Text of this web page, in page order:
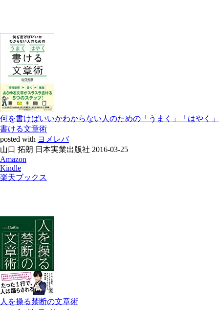
何を書けばいいかわからない人のための「うまく」「はやく」
書ける文章術
posted with ヨメレバ
山口 拓朗 日本実業出版社 2016-03-25
Amazon
Kindle
楽天ブックス
人を操る禁断の文章術